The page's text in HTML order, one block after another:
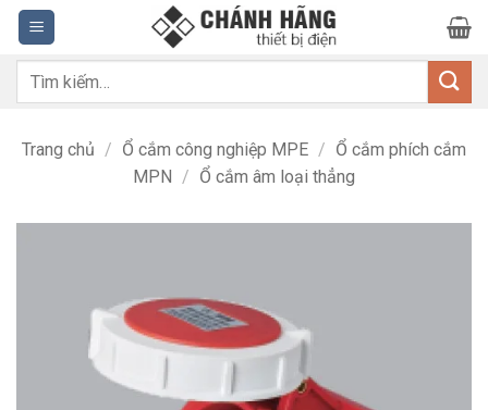
Bỏ
qua
nội
dung
Tìm
Trang chủ / Ổ cắm công nghiệp MPE / Ổ cắm phích cắm
MPN / Ổ cắm âm loại thẳng